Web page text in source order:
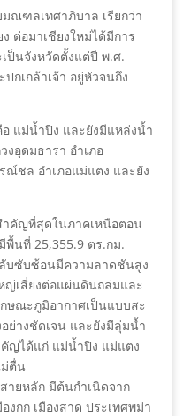
ณฑลเทศาภิบาล เรียกว่า
อมาเชียงใหม่ได้มีการ
ป็นจังหวัดตั้งแต่ปี พ.ศ.
กเกล้าเจ้า อยู่หัวจนถึง
แม่น้ำปิง และยังมีแหล่งน้ำ
อุดมธารา อำเภอ
ณ์ชล อำเภอแม่แตง และยัง
คัญที่สุดในภาคเหนือตอน
นที่ 25,355.9 ตร.กม.
บซับซ้อนมีความลาดชันสูง
ญ่เสี่ยงต่อแผ่นดินถล่มและ
ษณะภูมิอากาศเป็นแบบสะ
ย่างชัดเจน และยังมีลุ่มน้ำ
ญได้แก่ แม่น้ำปิง แม่แตง
ตื่น
ยหลัก มีต้นกำเนิดจาก
งกก เมืองสาด ประเทศพม่า